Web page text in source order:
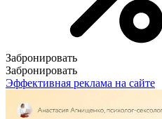
Забронировать
Забронировать
Эффективная реклама на сайте